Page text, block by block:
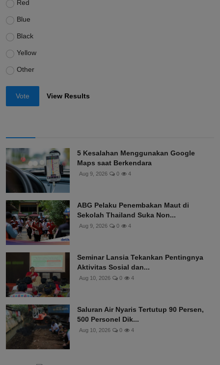
Red
Blue
Black
Yellow
Other
Vote View Results
5 Kesalahan Menggunakan Google
Maps saat Berkendara
Aug 9, 2026 0 4
ABG Pelaku Penembakan Maut di
Sekolah Thailand Suka Non...
Aug 9, 2026 0 4
Seminar Lansia Tekankan Pentingnya
Aktivitas Sosial dan...
Aug 10, 2026 0 4
Saluran Air Nyaris Tertutup 90 Persen,
500 Personel Dik...
Aug 10, 2026 0 4